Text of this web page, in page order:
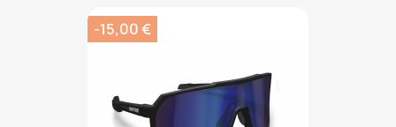
-15,00 €